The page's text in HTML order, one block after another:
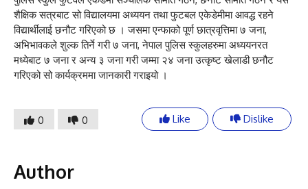
शैक्षिक सत्रबाट सो विद्यालयमा अध्ययन तथा फुटबल एकेडेमीमा आवद्ध रहने
विद्यार्थीलाई छनौट गरिएको छ । जसमा एन्फाको पूर्ण छात्रवृत्तिमा ७ जना,
अभिभावकले शुल्क तिर्ने गरी ७ जना, नेपाल पुलिस स्कुलहरुमा अध्ययनरत
मध्येबाट ७ जना र अन्य ३ जना गरी जम्मा २४ जना उत्कृष्ट खेलाडी छनौट
गरिएको सो कार्यक्रममा जानकारी गराइयो ।
0 0 Like Dislike
Author